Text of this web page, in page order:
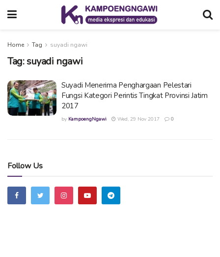
Home Tag suyadi ngawi
Tag:suyadi ngawi
Suyadi Menerima Penghargaan Pelestari
Fungsi Kategori Perintis Tingkat Provinsi Jatim
2017
by KampoengNgawi Wed, 29 Nov 2017 0
Follow Us